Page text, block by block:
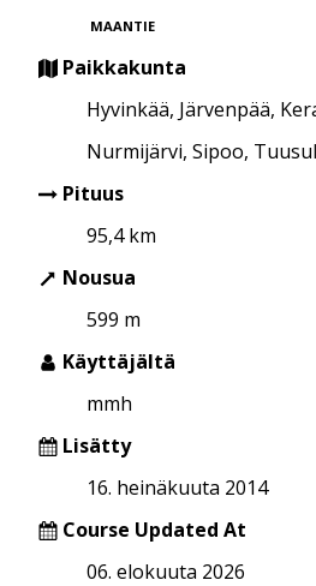
MAANTIE
Paikkakunta
Hyvinkää, Järvenpää,
Nurmijärvi, Sipoo,
Pituus
95,4 km
Nousua
599 m
Käyttäjältä
mmh
Lisätty
16. heinäkuuta 2014
Course Updated At
06. elokuuta 2026